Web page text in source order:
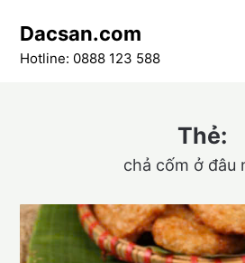
content
Dacsan.com
Hotline: 0888 123 588
Thẻ:
chả cốm ở đâu